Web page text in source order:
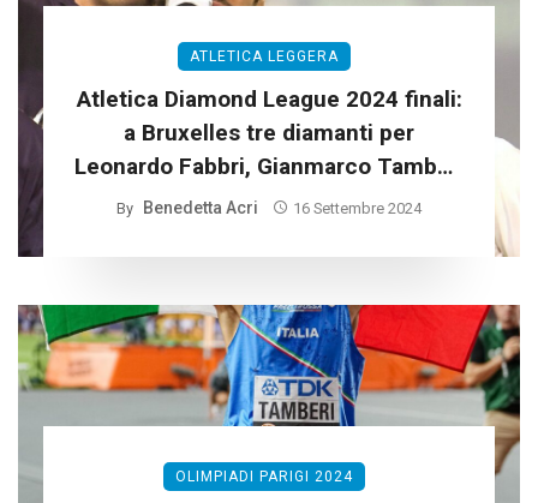
ATLETICA LEGGERA
Atletica Diamond League 2024 finali:
a Bruxelles tre diamanti per
Leonardo Fabbri, Gianmarco Tamberi
e Larissa Iapichino
By Benedetta Acri 16 Settembre 2024
OLIMPIADI PARIGI 2024